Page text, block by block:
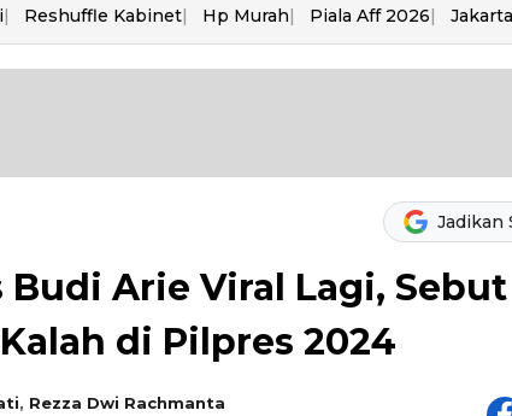
Reshuffle Kabinet Hp Murah Piala Aff 2026 Jakarta
Jadikan
Budi Arie Viral Lagi,
di Pilpres 2024
, Rezza Dwi Rachmanta